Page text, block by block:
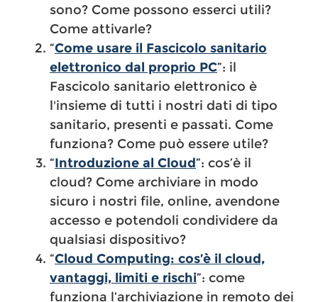
sono? Come possono esserci utili?
Come attivarle?
“Come usare il Fascicolo sanitario
elettronico dal proprio PC”: il
Fascicolo sanitario elettronico è
l'insieme di tutti i nostri dati di tipo
sanitario, presenti e passati. Come
funziona? Come può essere utile?
“Introduzione al Cloud”: cos’è il
cloud? Come archiviare in modo
sicuro i nostri file, online, avendone
accesso e potendoli condividere da
qualsiasi dispositivo?
“Cloud Computing: cos’è il cloud,
vantaggi, limiti e rischi”: come
funziona l’archiviazione in remoto dei